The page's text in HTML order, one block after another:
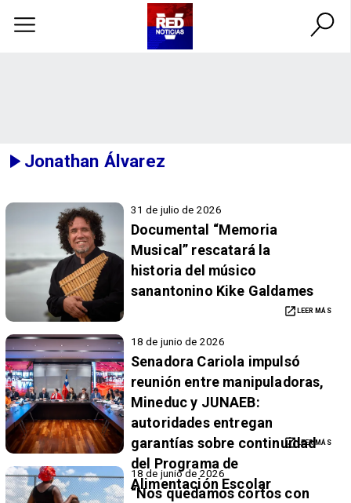
Jonathan Álvarez
31 de julio de 2026
Documental “Memoria
Musical” rescatará la
historia del músico
sanantonino Kike Galdames
LEER MÁS
18 de junio de 2026
Senadora Cariola impulsó
reunión entre manipuladoras,
Mineduc y JUNAEB:
autoridades entregan
garantías sobre continuidad
del Programa de
Alimentación Escolar
LEER MÁS
18 de junio de 2026
“Nos quedamos cortos con